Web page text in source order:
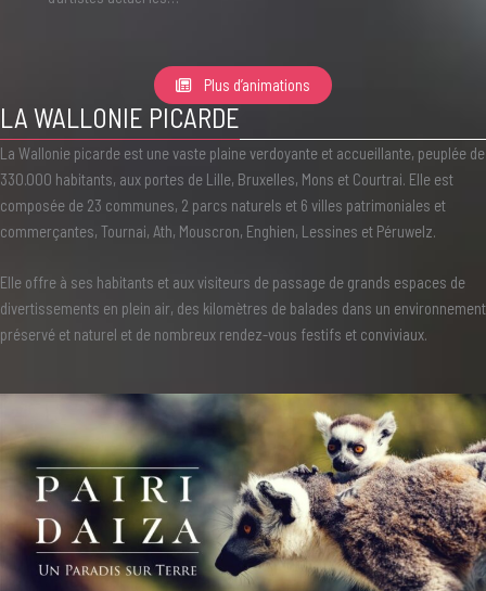
Plus d’animations
LA WALLONIE PICARDE
La Wallonie picarde est une vaste plaine verdoyante et accueillante, peuplée de
330.000 habitants, aux portes de Lille, Bruxelles, Mons et Courtrai. Elle est
composée de 23 communes, 2 parcs naturels et 6 villes patrimoniales et
commerçantes, Tournai, Ath, Mouscron, Enghien, Lessines et Péruwelz.
Elle offre à ses habitants et aux visiteurs de passage de grands espaces de
divertissements en plein air, des kilomètres de balades dans un environnement
préservé et naturel et de nombreux rendez-vous festifs et conviviaux.